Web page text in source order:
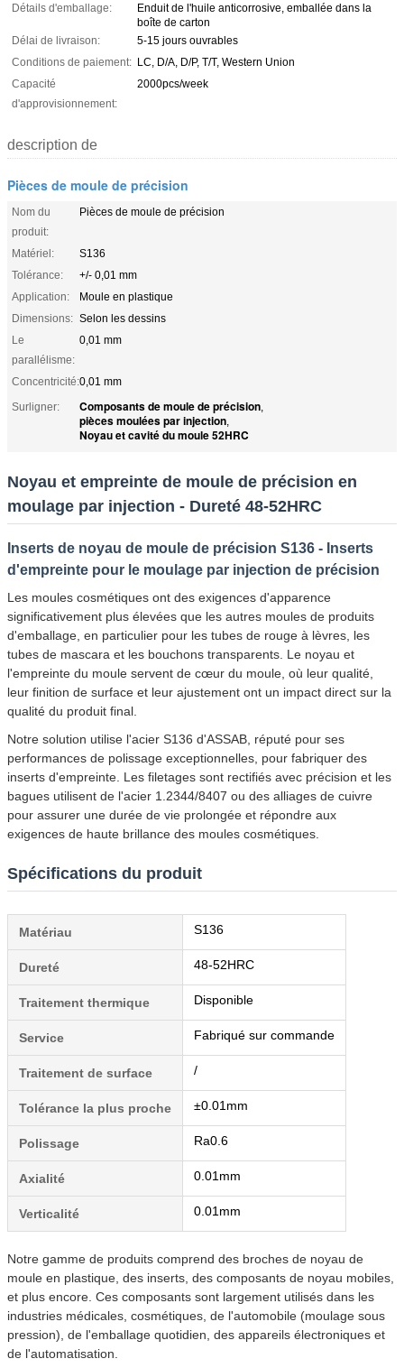
Détails d'emballage:
Enduit de l'huile anticorrosive, emballée dans la
boîte de carton
Délai de livraison:
5-15 jours ouvrables
Conditions de paiement: LC, D/A, D/P, T/T, Western Union
Capacité
d'approvisionnement:
2000pcs/week
description de
Pièces de moule de précision
Nom du
produit:
Pièces de moule de précision
Matériel:
S136
Tolérance:
+/- 0,01 mm
Application:
Moule en plastique
Dimensions: Selon les dessins
Le
parallélisme:
0,01 mm
Concentricité:0,01 mm
Surligner:
Composants de moule de précision,
pièces moulées par injection,
Noyau et cavité du moule 52HRC
Noyau et empreinte de moule de précision en
moulage par injection - Dureté 48-52HRC
Inserts de noyau de moule de précision S136 - Inserts
d'empreinte pour le moulage par injection de précision
Les moules cosmétiques ont des exigences d'apparence
significativement plus élevées que les autres moules de produits
d'emballage, en particulier pour les tubes de rouge à lèvres, les
tubes de mascara et les bouchons transparents. Le noyau et
l'empreinte du moule servent de cœur du moule, où leur qualité,
leur finition de surface et leur ajustement ont un impact direct sur la
qualité du produit final.
Notre solution utilise l'acier S136 d'ASSAB, réputé pour ses
performances de polissage exceptionnelles, pour fabriquer des
inserts d'empreinte. Les filetages sont rectifiés avec précision et les
bagues utilisent de l'acier 1.2344/8407 ou des alliages de cuivre
pour assurer une durée de vie prolongée et répondre aux
exigences de haute brillance des moules cosmétiques.
Spécifications du produit
Matériau S136
Dureté 48-52HRC
Traitement thermique Disponible
Service Fabriqué sur commande
Traitement de surface /
Tolérance la plus proche ±0.01mm
Polissage Ra0.6
Axialité 0.01mm
Verticalité 0.01mm
Notre gamme de produits comprend des broches de noyau de
moule en plastique, des inserts, des composants de noyau mobiles,
et plus encore. Ces composants sont largement utilisés dans les
industries médicales, cosmétiques, de l'automobile (moulage sous
pression), de l'emballage quotidien, des appareils électroniques et
de l'automatisation.